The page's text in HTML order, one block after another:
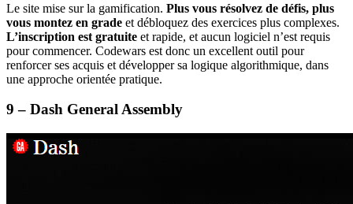
Le site mise sur la gamification. Plus vous résolvez de défis, plus
vous montez en grade et débloquez des exercices plus complexes.
L’inscription est gratuite et rapide, et aucun logiciel n’est requis
pour commencer. Codewars est donc un excellent outil pour
renforcer ses acquis et développer sa logique algorithmique, dans
une approche orientée pratique.
9 – Dash General Assembly